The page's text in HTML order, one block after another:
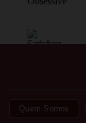
Quem Somos